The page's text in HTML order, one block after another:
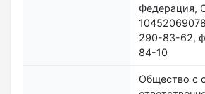
Федерация,
290-83-62,
84-10
Общество с